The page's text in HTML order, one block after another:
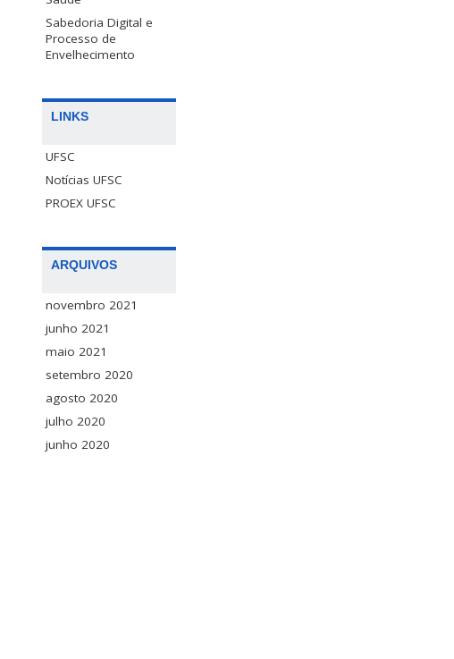
Sabedoria Digital e
Processo de
Envelhecimento
LINKS
UFSC
Notícias UFSC
PROEX UFSC
ARQUIVOS
novembro 2021
junho 2021
maio 2021
setembro 2020
agosto 2020
julho 2020
junho 2020